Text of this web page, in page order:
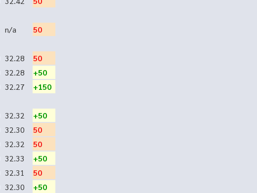
n/a
50
32.28
50
32.28
+50
32.27
+150
32.32
+50
32.30
50
32.32
50
32.33
+50
32.31
50
32.30
+50